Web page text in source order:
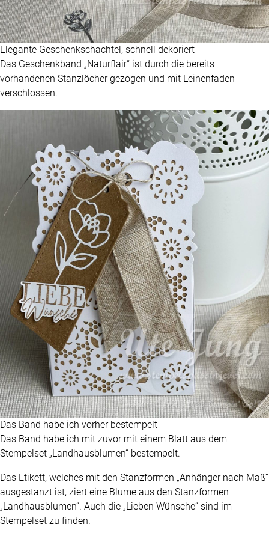
Elegante Geschenkschachtel, schnell dekoriert
Das Geschenkband „Naturflair“ ist durch die bereits
vorhandenen Stanzlöcher gezogen und mit Leinenfaden
verschlossen.
Das Band habe ich vorher bestempelt
Das Band habe ich mit zuvor mit einem Blatt aus dem
Stempelset „Landhausblumen“ bestempelt.
Das Etikett, welches mit den Stanzformen „Anhänger nach Maß“
ausgestanzt ist, ziert eine Blume aus den Stanzformen
„Landhausblumen“. Auch die „Lieben Wünsche“ sind im
Stempelset zu finden.